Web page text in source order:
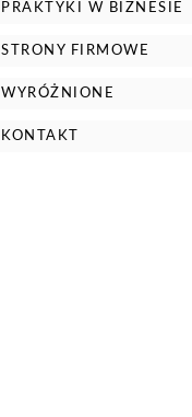
PRAKTYKI W BIZNESIE
STRONY FIRMOWE
WYRÓŻNIONE
KONTAKT